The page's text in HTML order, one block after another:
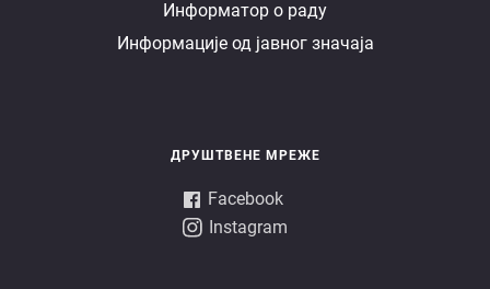
Информатор о раду
Информације од јавног значаја
ДРУШТВЕНЕ МРЕЖЕ
Facebook
Instagram